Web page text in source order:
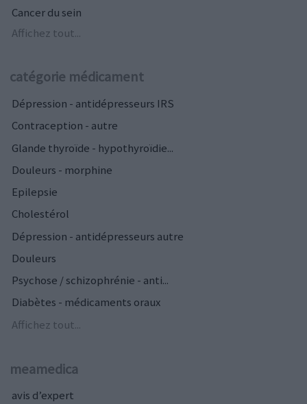
Cancer du sein
Affichez tout...
catégorie médicament
Dépression - antidépresseurs IRS
Contraception - autre
Glande thyroïde - hypothyroïdie...
Douleurs - morphine
Epilepsie
Cholestérol
Dépression - antidépresseurs autre
Douleurs
Psychose / schizophrénie - anti...
Diabètes - médicaments oraux
Affichez tout...
meamedica
avis d’expert